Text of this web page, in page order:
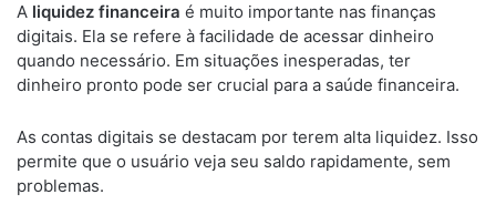
A liquidez financeira é muito importante nas finanças
digitais. Ela se refere à facilidade de acessar dinheiro
quando necessário. Em situações inesperadas, ter
dinheiro pronto pode ser crucial para a saúde financeira.
As contas digitais se destacam por terem alta liquidez. Isso
permite que o usuário veja seu saldo rapidamente, sem
problemas.